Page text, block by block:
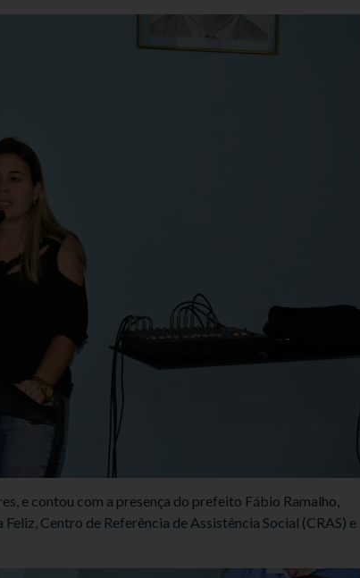
e contou com a presença do prefeito Fábio Ramalho,
Centro de Referência de Assistência Social (CRAS) e